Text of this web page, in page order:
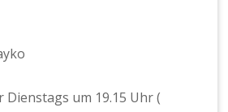
um 19.15 Uhr (